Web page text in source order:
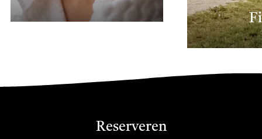
Reserveren